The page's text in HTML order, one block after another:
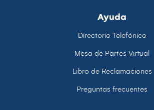
Ayuda
Directorio Telefónico
Mesa de Partes Virtual
Libro de Reclamaciones
Preguntas frecuentes